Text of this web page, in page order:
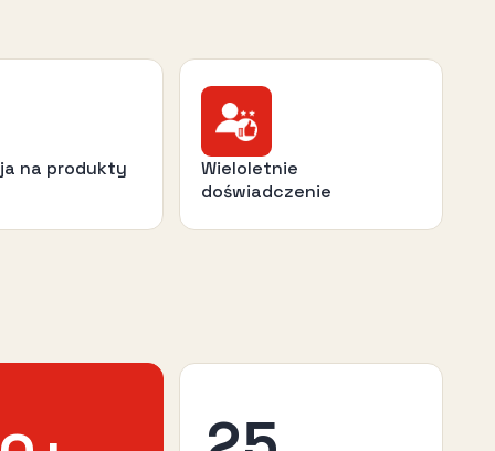
na produkty
Wieloletnie
doświadczenie